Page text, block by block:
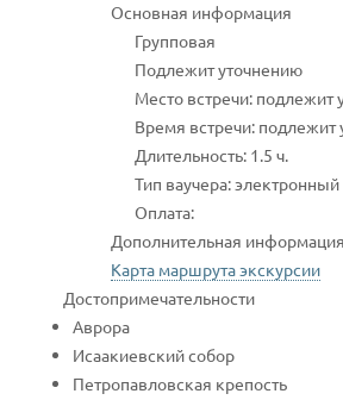
Основная информация
Групповая
Подлежит уточнению
Место встречи: подлежит
Время встречи: подлежит
Длительность: 1.5 ч.
Тип ваучера: электронный
Оплата:
Дополнительная информация
Карта маршрута экскурсии
Достопримечательности
Аврора
Исаакиевский собор
Петропавловская крепость